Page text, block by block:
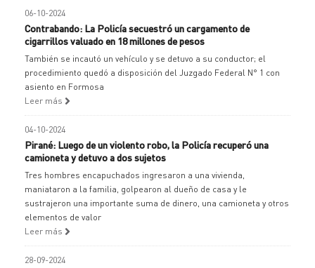
06-10-2024
Contrabando: La Policía secuestró un cargamento de
cigarrillos valuado en 18 millones de pesos
También se incautó un vehículo y se detuvo a su conductor; el
procedimiento quedó a disposición del Juzgado Federal N° 1 con
asiento en Formosa
Leer más
04-10-2024
Pirané: Luego de un violento robo, la Policía recuperó una
camioneta y detuvo a dos sujetos
Tres hombres encapuchados ingresaron a una vivienda,
maniataron a la familia, golpearon al dueño de casa y le
sustrajeron una importante suma de dinero, una camioneta y otros
elementos de valor
Leer más
28-09-2024